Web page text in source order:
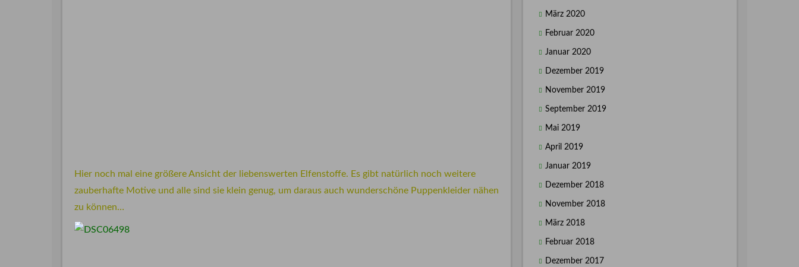
Hier noch mal eine größere Ansicht der liebenswerten Elfenstoffe. Es gibt natürlich noch weitere
zauberhafte Motive und alle sind sie klein genug, um daraus auch wunderschöne Puppenkleider nähen
zu können…
März 2020
Februar 2020
Januar 2020
Dezember 2019
November 2019
September 2019
Mai 2019
April 2019
Januar 2019
Dezember 2018
November 2018
März 2018
Februar 2018
Dezember 2017